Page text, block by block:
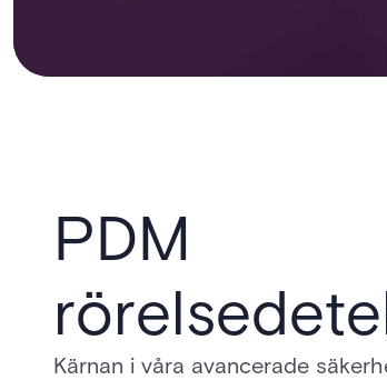
PDM
Kärnan i våra avancerade